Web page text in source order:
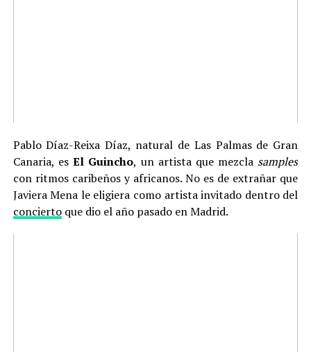
Pablo Díaz-Reixa Díaz, natural de Las Palmas de Gran
Canaria, esEl Guincho, un artista que mezcla samples
con ritmos caribeños y africanos. No es de extrañar que
Javiera Mena le eligiera como artista invitado dentro del
conciertoque dio el año pasado en Madrid.